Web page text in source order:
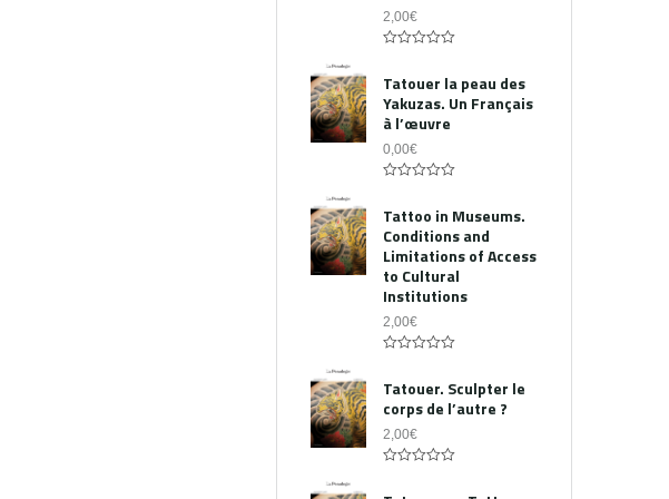
2,00€
out
of
5
Tatouer la peau des
Yakuzas. Un Français
à l’œuvre
0,00€
out
of
5
Tattoo in Museums.
Conditions and
Limitations of Access
to Cultural
Institutions
2,00€
out
of
5
Tatouer. Sculpter le
corps de l’autre ?
2,00€
out